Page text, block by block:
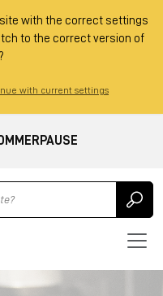
with the correct settings
to the correct version of
with current settings